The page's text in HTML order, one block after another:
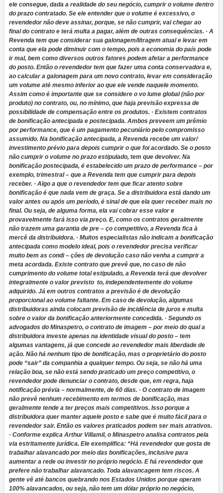
ele consegue, dada a realidade do seu negócio, cumprir o volume dentro
do prazo contratado. Se ele entender que o volume é excessivo, o
revendedor não deve assinar, porque, se não cumprir, vai chegar ao
final do contrato e terá multa a pagar, além de outras consequências. · A
Revenda tem que considerar sua galonagem/litragem atual e levar em
conta que ela pode diminuir com o tempo, pois a economia do país pode
ir mal, bem como diversos outros fatores podem afetar a performance
do posto. Então o revendedor tem que fazer uma conta conservadora e,
ao calcular a galonagem para um novo contrato, levar em consideração
um volume até mesmo inferior ao que ele vende naquele momento.
Assim como é importante que se considere o vo lume global (não por
produto) no contrato, ou, no mínimo, que haja previsão expressa de
possibilidade de compensação entre os produtos. · Existem contratos
de bonificação antecipada e postecipada. Ambos preveem um prêmio
por performance, que é um pagamento pecuniário pelo compromisso
assumido. Na bonificação antecipada, a Revenda recebe um valor/
investimento prévio para depois cumprir o que foi acordado. Se o posto
não cumprir o volume no prazo estipulado, tem que devolver. Na
bonificação postecipada, é estabelecido um prazo de performance – por
exemplo, trimestral – que a Revenda tem que cumprir para depois
receber. · Algo a que o revendedor tem que ficar atento sobre
bonificação é que nada vem de graça. Se a distribuidora está dando um
valor antes ou após um período, é sinal de que ela quer receber mais no
final. Ou seja, de alguma forma, ela vai cobrar esse valor e
provavelmente fará isso via preço. E, como os contratos geralmente
não trazem uma garantia de pre – ço competitivo, a Revenda fica à
mercê da distribuidora. · Muitos especialistas não indicam a bonificação
antecipada como modelo ideal, pois o revendedor precisa verificar
muito bem as condi – ções de devolução caso não venha a cumprir a
meta acordada. Existe contrato que prevê que, no caso de não
cumprimento do volume total estipulado, a Revenda terá que devolver
integralmente o valor previsto to, independentemente do volume
adquirido. Já em outros contratos a previsão é de devolução
proporcional ao volume faltante. Em caso de devolução, algumas
distribuidoras ainda colocam previsão de incidência de juros e multa
sobre o valor da bonificação anteriormente concedida. · Segundo os
advogados do Minaspetro, o contrato de imagem – por meio do qual a
distribuidora investe apenas na identidade visual do posto – tem
algumas vantagens, já que concede ao revendedor mais liberdade de
ação. Não há nenhum tipo de bonificação, mas o proprietário do posto
pode “sair” da companhia a qualquer tempo. Ou seja, se não há uma
relação boa, se não está sendo praticado um preço competitivo, o
revendedor pode denunciar o contrato, desde que, em regra, haja
notificação prévia – normalmente, de 60 dias. · O contrato de imagem
não prevê nenhum recebimento em termos de bonificação, mas
geralmente tende a ter preços mais competitivos. Isso porque a
distribuidora quer manter aquele posto e sabe que é muito fácil para o
revendedor sair. Então os valores praticados podem ser mais atrativos.
· Conforme explica Arthur Villamil, o Minaspetro analisa contratos pela
via estritamente jurídica. Ele exemplifica: “Há revendedor que gosta de
trabalhar alavancado por meio das bonificações, inclusive para
aumentar a rede ou investir no próprio negócio. E há revendedor que
prefere não trabalhar alavancado. Toda alavancagem tem riscos. A
gente vê até bancos quebrando nos Estados Unidos porque operam
100% alavancados, ou seja, não tem um dólar próprio no negócio,